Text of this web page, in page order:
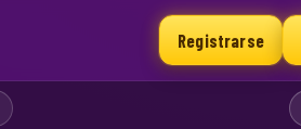
Registrarse